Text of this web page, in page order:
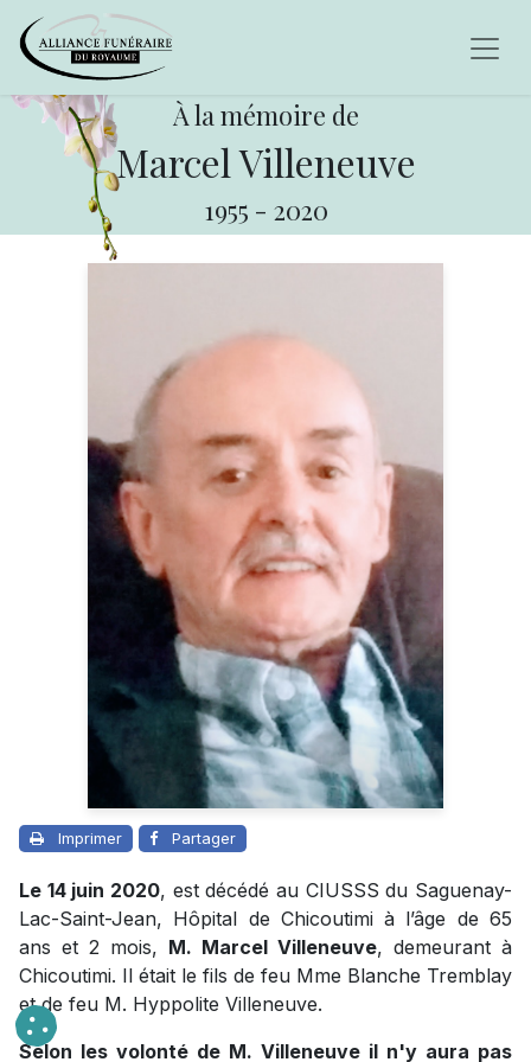
À la mémoire de
Marcel Villeneuve
1955 - 2020
Imprimer Partager
Le 14 juin 2020, est décédé au CIUSSS du Saguenay-
Lac-Saint-Jean, Hôpital de Chicoutimi à l’âge de 65
ans et 2 mois, M. Marcel Villeneuve, demeurant à
Chicoutimi. Il était le fils de feu Mme Blanche Tremblay
et de feu M. Hyppolite Villeneuve.
Selon les volonté de M. Villeneuve il n'y aura pas